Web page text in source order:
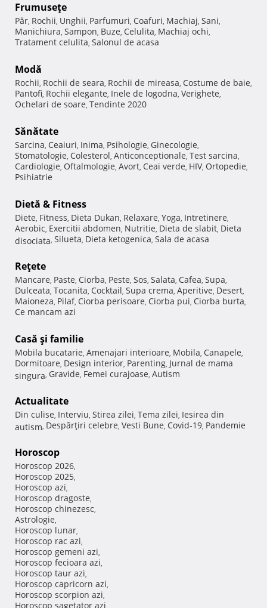
Frumuseţe
Păr, Rochii, Unghii, Parfumuri, Coafuri, Machiaj, Sani,
Manichiura, Sampon, Buze, Celulita, Machiaj ochi,
Tratament celulita, Salonul de acasa
Modă
Rochii, Rochii de seara, Rochii de mireasa, Costume de baie,
Pantofi, Rochii elegante, Inele de logodna, Verighete,
Ochelari de soare, Tendinte 2020
Sănătate
Sarcina, Ceaiuri, Inima, Psihologie, Ginecologie,
Stomatologie, Colesterol, Anticonceptionale, Test sarcina,
Cardiologie, Oftalmologie, Avort, Ceai verde, HIV, Ortopedie,
Psihiatrie
Dietă & Fitness
Diete, Fitness, Dieta Dukan, Relaxare, Yoga, Intretinere,
Aerobic, Exercitii abdomen, Nutritie, Dieta de slabit, Dieta
disociata, Silueta, Dieta ketogenica, Sala de acasa
Reţete
Mancare, Paste, Ciorba, Peste, Sos, Salata, Cafea, Supa,
Dulceata, Tocanita, Cocktail, Supa crema, Aperitive, Desert,
Maioneza, Pilaf, Ciorba perisoare, Ciorba pui, Ciorba burta,
Ce mancam azi
Casă şi familie
Mobila bucatarie, Amenajari interioare, Mobila, Canapele,
Dormitoare, Design interior, Parenting, Jurnal de mama
singura, Gravide, Femei curajoase, Autism
Actualitate
Din culise, Interviu, Stirea zilei, Tema zilei, Iesirea din
autism, Despărţiri celebre, Vesti Bune, Covid-19, Pandemie
Horoscop
Horoscop 2026,
Horoscop 2025,
Horoscop azi,
Horoscop dragoste,
Horoscop chinezesc,
Astrologie,
Horoscop lunar,
Horoscop rac azi,
Horoscop gemeni azi,
Horoscop fecioara azi,
Horoscop taur azi,
Horoscop capricorn azi,
Horoscop scorpion azi,
Horoscop sagetator azi